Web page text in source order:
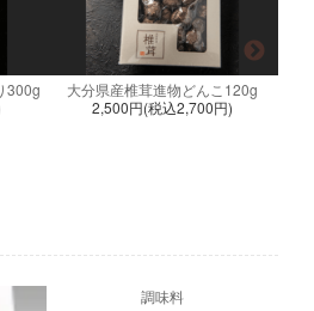
300g
大分県産椎茸進物どんこ120g
2,500円(税込2,700円)
調味料